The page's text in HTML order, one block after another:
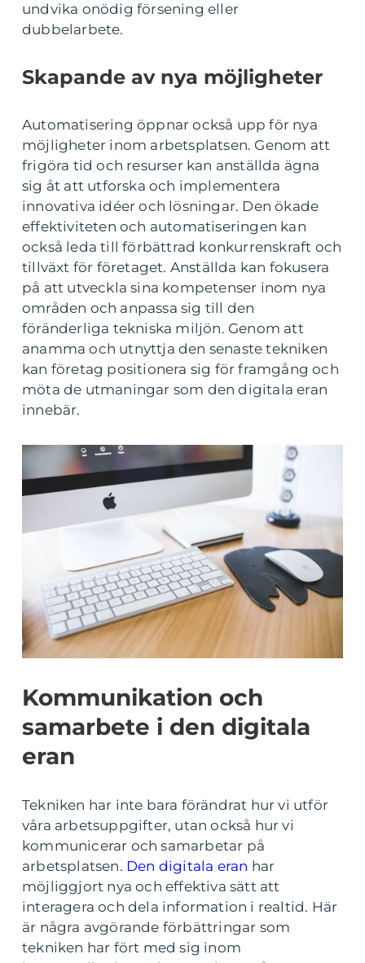
undvika onödig försening eller
dubbelarbete.
Skapande av nya möjligheter
Automatisering öppnar också upp för nya
möjligheter inom arbetsplatsen. Genom att
frigöra tid och resurser kan anställda ägna
sig åt att utforska och implementera
innovativa idéer och lösningar. Den ökade
effektiviteten och automatiseringen kan
också leda till förbättrad konkurrenskraft och
tillväxt för företaget. Anställda kan fokusera
på att utveckla sina kompetenser inom nya
områden och anpassa sig till den
föränderliga tekniska miljön. Genom att
anamma och utnyttja den senaste tekniken
kan företag positionera sig för framgång och
möta de utmaningar som den digitala eran
innebär.
Kommunikation och
samarbete i den digitala
eran
Tekniken har inte bara förändrat hur vi utför
våra arbetsuppgifter, utan också hur vi
kommunicerar och samarbetar på
arbetsplatsen. Den digitala eran har
möjliggjort nya och effektiva sätt att
interagera och dela information i realtid. Här
är några avgörande förbättringar som
tekniken har fört med sig inom